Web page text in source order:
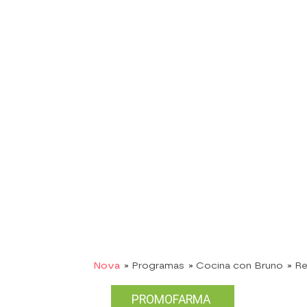
Nova » Programas » Cocina con Bruno »
PROMOFARMA